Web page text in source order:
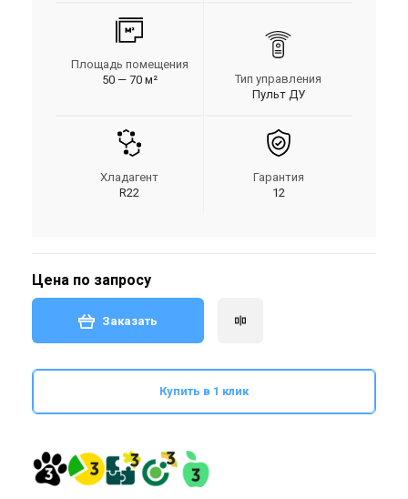
Площадь помещения
50 — 70 м²
Тип управления
Пульт ДУ
Хладагент
R22
Гарантия
12
Цена по запросу
Заказать
Купить в 1 клик